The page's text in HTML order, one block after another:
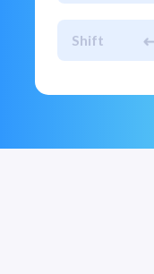
Shift